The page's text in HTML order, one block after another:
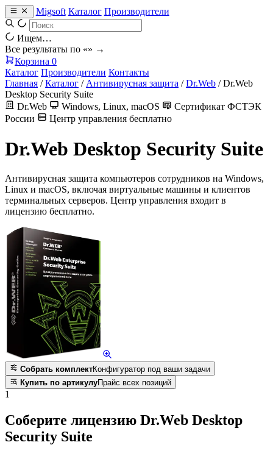
Migsoft Каталог Производители
Ищем…
Все результаты по «» →
Корзина 0
Каталог Производители Контакты
Главная / Каталог / Антивирусная защита / Dr.Web / Dr.Web
Desktop Security Suite
Dr.Web
Windows, Linux, macOS
Сертификат ФСТЭК
России
Центр управления бесплатно
Dr.Web Desktop Security Suite
Антивирусная защита компьютеров сотрудников на Windows,
Linux и macOS, включая виртуальные машины и клиентов
терминальных серверов. Центр управления входит в
лицензию бесплатно.
Собрать комплектКонфигуратор под ваши задачи
Купить по артикулуПрайс всех позиций
1
Соберите лицензию Dr.Web Desktop
Security Suite